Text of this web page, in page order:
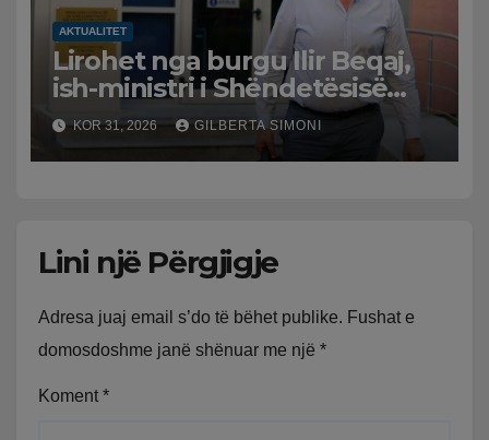
AKTUALITET
Lirohet nga burgu Ilir Beqaj,
ish-ministri i Shëndetësisë
‘kthehet’ në shtëpi, GJKKO i
ndryshon masën e arrestit
KOR 31, 2026 GILBERTA SIMONI
Lini një Përgjigje
Adresa juaj email s’do të bëhet publike. Fushat e
domosdoshme janë shënuar me një *
Koment *